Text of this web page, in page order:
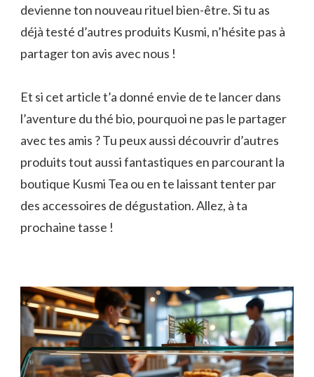
devienne ton nouveau rituel bien-être. Si tu as
déjà testé d’autres produits Kusmi, n’hésite pas à
partager ton avis avec nous !
Et si cet article t’a donné envie de te lancer dans
l’aventure du thé bio, pourquoi ne pas le partager
avec tes amis ? Tu peux aussi découvrir d’autres
produits tout aussi fantastiques en parcourant la
boutique Kusmi Tea ou en te laissant tenter par
des accessoires de dégustation. Allez, à ta
prochaine tasse !